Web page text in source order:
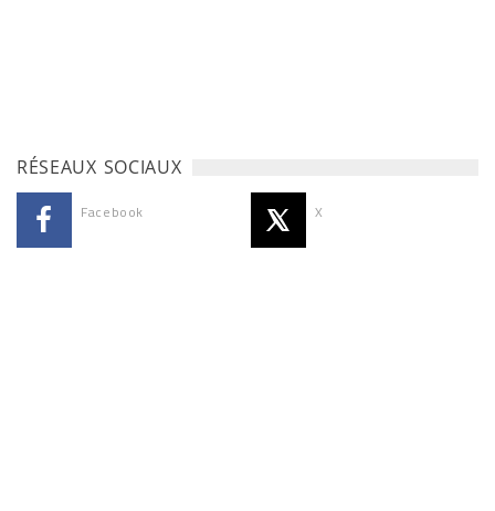
RÉSEAUX SOCIAUX
Facebook X